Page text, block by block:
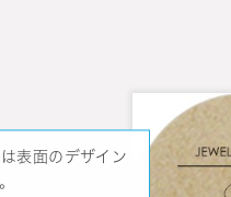
表面のデザイン